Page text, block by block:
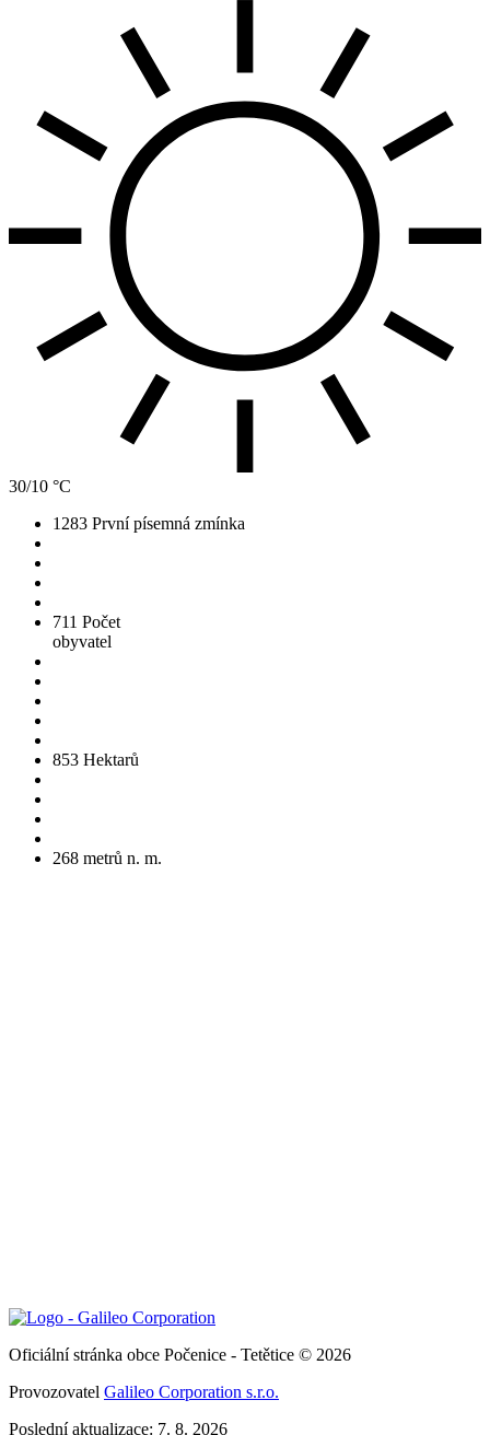
30/10 °C
1283 První písemná zmínka
711 Počet
obyvatel
853 Hektarů
268 metrů n. m.
Oficiální stránka obce Počenice - Tetětice © 2026
Provozovatel Galileo Corporation s.r.o.
Poslední aktualizace: 7. 8. 2026